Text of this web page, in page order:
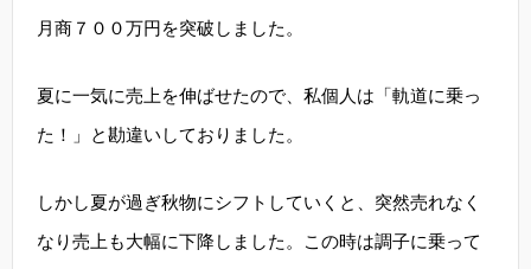
月商７００万円を突破しました。
夏に一気に売上を伸ばせたので、私個人は「軌道に乗っ
た！」と勘違いしておりました。
しかし夏が過ぎ秋物にシフトしていくと、突然売れなく
なり売上も大幅に下降しました。この時は調子に乗って